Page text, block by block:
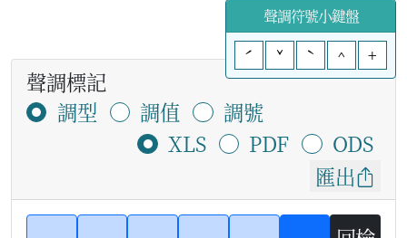
聲調符號小鍵盤
ˊ
ˇ ˋ ^ +
聲調標記
調型
調值
調號
XLS
PDF
ODS
匯出